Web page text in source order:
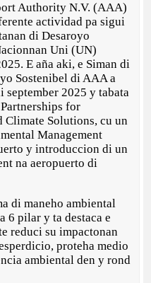
Authority N.V. (AAA)
actividad pa sigui
di Desaroyo
Uni (UN)
E aña aki, e Siman di
Sostenibel di AAA a
2025 y tabata
for
Climate Solutions, cu un
Management
y introduccion di un
na aeropuerto di
di maneho ambiental
6 pilar y ta destaca e
reduci su impactonan
proteha medio
ambiental den y rond